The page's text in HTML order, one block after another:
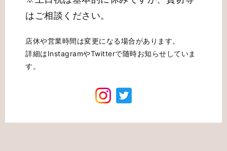
はご相談ください。
店休や営業時間は変更になる場合があります。
詳細はInstagramやTwitterで随時お知らせしていま
す。